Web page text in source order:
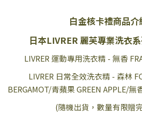
白金核卡禮商品介
日本LIVRER 麗芙專業洗衣
LIVRER 運動專用洗衣精 - 無香
LIVRER 日常全效洗衣精 - 森林
BERGAMOT/青蘋果 GREEN APPLE/無
(隨機出貨，數量有限贈